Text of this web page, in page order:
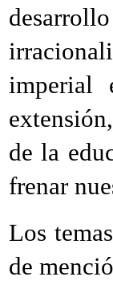
imperial
de la
frenar
Los
de